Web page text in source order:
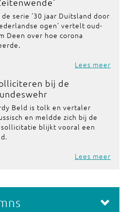
de serie '30 jaar Duitsland door
ogen' vertelt oud-
Deen over hoe corona
Lees meer
bij de
Beld is tolk en vertaler
en meldde zich bij de
sollicitatie blijkt vooral een
Lees meer